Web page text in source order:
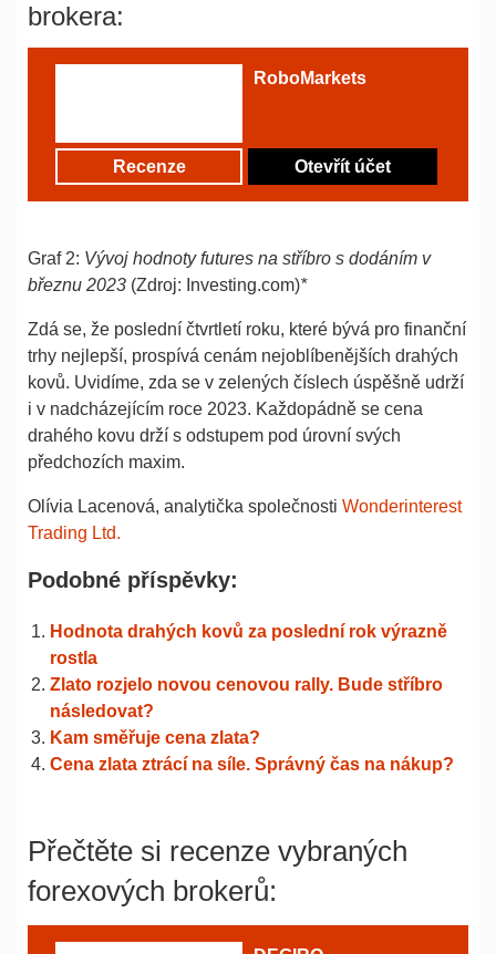
brokera:
RoboMarkets
Recenze Otevřít účet
Graf 2: Vývoj hodnoty futures na stříbro s dodáním v
březnu 2023 (Zdroj: Investing.com)*
Zdá se, že poslední čtvrtletí roku, které bývá pro finanční
trhy nejlepší, prospívá cenám nejoblíbenějších drahých
kovů. Uvidíme, zda se v zelených číslech úspěšně udrží
i v nadcházejícím roce 2023. Každopádně se cena
drahého kovu drží s odstupem pod úrovní svých
předchozích maxim.
Olívia Lacenová, analytička společnosti Wonderinterest
Trading Ltd.
Podobné příspěvky:
Hodnota drahých kovů za poslední rok výrazně
rostla
Zlato rozjelo novou cenovou rally. Bude stříbro
následovat?
Kam směřuje cena zlata?
Cena zlata ztrácí na síle. Správný čas na nákup?
Přečtěte si recenze vybraných
forexových brokerů: